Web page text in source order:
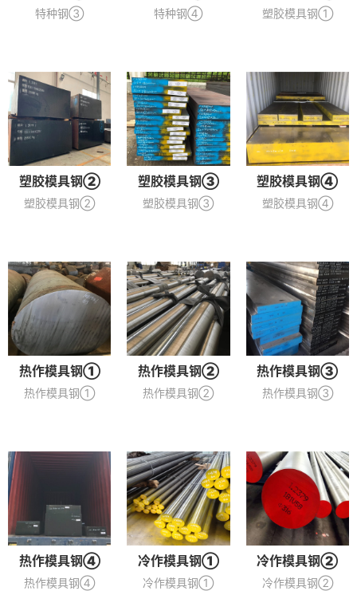
特种钢③ 特种钢④ 塑胶模具钢①
塑胶模具钢②
塑胶模具钢②
塑胶模具钢③
塑胶模具钢③
塑胶模具钢④
塑胶模具钢④
热作模具钢①
热作模具钢①
热作模具钢②
热作模具钢②
热作模具钢③
热作模具钢③
热作模具钢④
热作模具钢④
冷作模具钢①
冷作模具钢①
冷作模具钢②
冷作模具钢②